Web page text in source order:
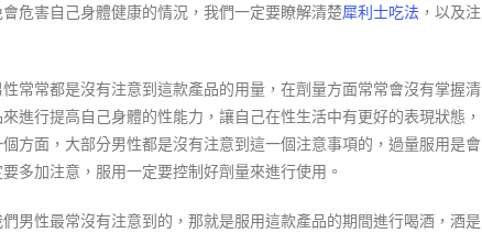
危害自己身體健康的情況，我們一定要瞭解清楚犀利士吃法 ，以及注
常常都是沒有注意到這款產品的用量，在劑量方面常常會沒有掌握清
進行提高自己身體的性能力，讓自己在性生活中有更好的表現狀態，
方面，大部分男性都是沒有注意到這一個注意事項的，過量服用是會
多加注意，服用一定要控制好劑量來進行使用。
們男性最常沒有注意到的，那就是服用這款產品的期間進行喝酒，酒是